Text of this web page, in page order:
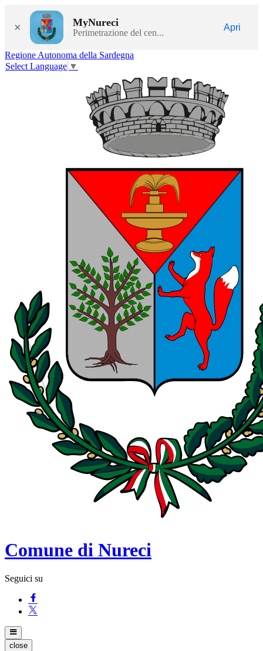
× MyNureci
Perimetrazione del cen...
Apri
Regione Autonoma della Sardegna
Select Language ▼
Comune di Nureci
Seguici su
close